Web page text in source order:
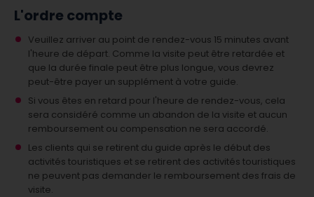
L'ordre compte
Veuillez arriver au point de rendez-vous 15 minutes avant
l'heure de départ. Comme la visite peut être retardée et
que la durée finale peut être plus longue, vous devrez
peut-être payer un supplément à votre guide.
Si vous êtes en retard pour l'heure de rendez-vous, cela
sera considéré comme un abandon de la visite et aucun
remboursement ou compensation ne sera accordé.
Les clients qui se retirent du guide après le début des
activités touristiques et se retirent des activités touristiques
ne peuvent pas demander le remboursement des frais de
visite.